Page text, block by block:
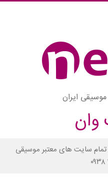
ایران
سایت های معتبر موسیقی
۶۹۲